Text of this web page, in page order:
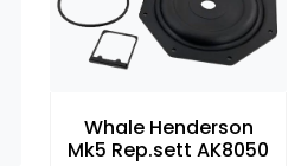
Whale Henderson
Mk5 Rep.sett AK8050